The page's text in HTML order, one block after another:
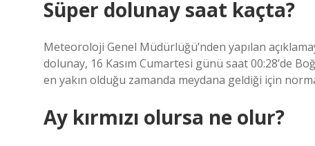
Süper dolunay saat kaçta?
Meteoroloji Genel Müdürlüğü’nden yapılan
dolunay, 16 Kasım Cumartesi günü saat 00:28’de
en yakın olduğu zamanda meydana geldiği için
Ay kırmızı olursa ne olur?